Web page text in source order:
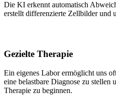
Die KI erkennt automatisch
erstellt differenzierte Zellbilder und
Gezielte Therapie
Ein eigenes Labor ermöglicht uns
eine belastbare Diagnose zu stellen
Therapie zu beginnen.